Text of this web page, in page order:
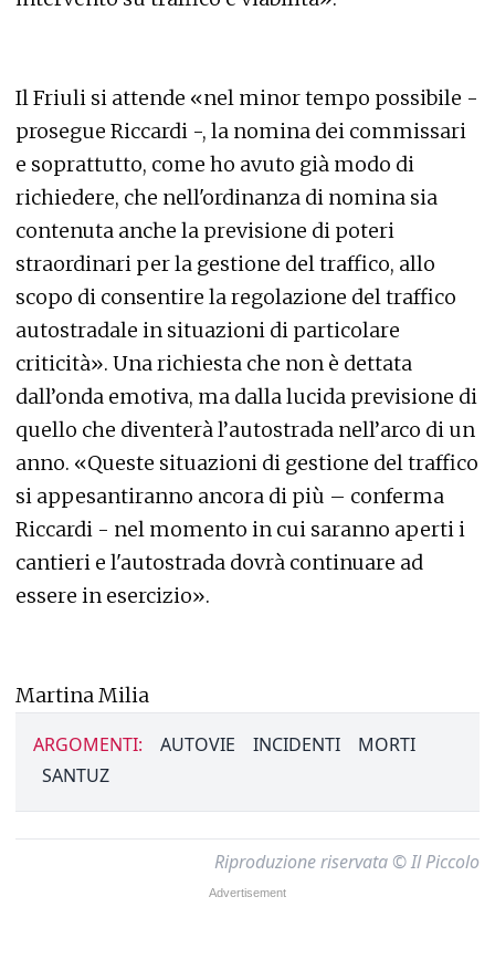
Il Friuli si attende «nel minor tempo possibile -
prosegue Riccardi -, la nomina dei commissari
e soprattutto, come ho avuto già modo di
richiedere, che nell'ordinanza di nomina sia
contenuta anche la previsione di poteri
straordinari per la gestione del traffico, allo
scopo di consentire la regolazione del traffico
autostradale in situazioni di particolare
criticità». Una richiesta che non è dettata
dall’onda emotiva, ma dalla lucida previsione di
quello che diventerà l’autostrada nell’arco di un
anno. «Queste situazioni di gestione del traffico
si appesantiranno ancora di più – conferma
Riccardi - nel momento in cui saranno aperti i
cantieri e l'autostrada dovrà continuare ad
essere in esercizio».
Martina Milia
ARGOMENTI: AUTOVIE INCIDENTI
MORTI
SANTUZ
Riproduzione riservata © Il Piccolo